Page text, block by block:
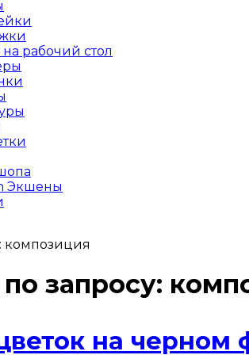
рабочий стол
Экшены
композиция
запросу:
на черном